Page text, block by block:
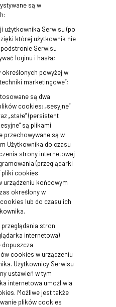
są w
użytkownika Serwisu (po
której użytkownik nie
Serwisu
loginu i hasła;
powyżej w
marketingowe”;
są dwa
cookies: „sesyjne”
„stałe” (persistent
są plikami
przechowywane są w
Użytkownika do czasu
strony internetowej
(przeglądarki
pliki cookies
urządzeniu końcowym
określony w
lub do czasu ich
stron
internetowa)
dopuszcza
cookies w urządzeniu
Użytkownicy Serwisu
ustawień w tym
internetowa umożliwia
Możliwe jest także
plików cookies